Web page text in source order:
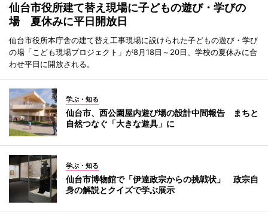
仙台市役所建て替え現場に子どもの遊び・学びの
場 夏休みに平日開放日
仙台市役所本庁舎の建て替え工事現場に設けられた子どもの遊び・学び
の場「こども現場プロジェクト」が8月18日～20日、学校の夏休みに合
わせ平日に開放される。
学ぶ・知る
仙台市、西公園屋内遊び場の設計中間報告 まちと
自然つなぐ「大きな遊具」に
学ぶ・知る
仙台市博物館で「伊達政宗からの挑戦状」 政宗自
身の解説とクイズで学ぶ展示